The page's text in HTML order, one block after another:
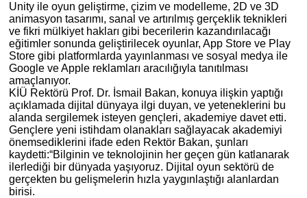
Unity ile oyun geliştirme, çizim ve modelleme, 2D ve 3D
animasyon tasarımı, sanal ve artırılmış gerçeklik teknikleri
ve fikri mülkiyet hakları gibi becerilerin kazandırılacağı
eğitimler sonunda geliştirilecek oyunlar, App Store ve Play
Store gibi platformlarda yayınlanması ve sosyal medya ile
Google ve Apple reklamları aracılığıyla tanıtılması
amaçlanıyor.
KİÜ Rektörü Prof. Dr. İsmail Bakan, konuya ilişkin yaptığı
açıklamada dijital dünyaya ilgi duyan, ve yeteneklerini bu
alanda sergilemek isteyen gençleri, akademiye davet etti.
Gençlere yeni istihdam olanakları sağlayacak akademiyi
önemsediklerini ifade eden Rektör Bakan, şunları
kaydetti:“Bilginin ve teknolojinin her geçen gün katlanarak
ilerlediği bir dünyada yaşıyoruz. Dijital oyun sektörü de
gerçekten bu gelişmelerin hızla yaygınlaştığı alanlardan
birisi.